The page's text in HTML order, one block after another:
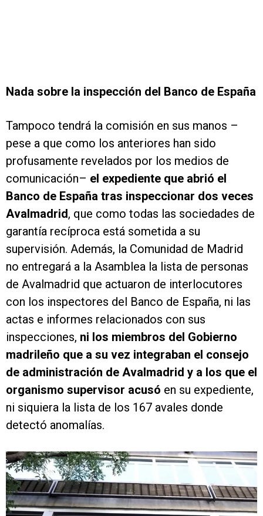
Nada sobre la inspección del Banco de España
Tampoco tendrá la comisión en sus manos –
pese a que como los anteriores han sido
profusamente revelados por los medios de
comunicación– el expediente que abrió el
Banco de España tras inspeccionar dos veces
Avalmadrid, que como todas las sociedades de
garantía recíproca está sometida a su
supervisión. Además, la Comunidad de Madrid
no entregará a la Asamblea la lista de personas
de Avalmadrid que actuaron de interlocutores
con los inspectores del Banco de España, ni las
actas e informes relacionados con sus
inspecciones, ni los miembros del Gobierno
madrileño que a su vez integraban el consejo
de administración de Avalmadrid y a los que el
organismo supervisor acusó en su expediente,
ni siquiera la lista de los 167 avales donde
detectó anomalías.